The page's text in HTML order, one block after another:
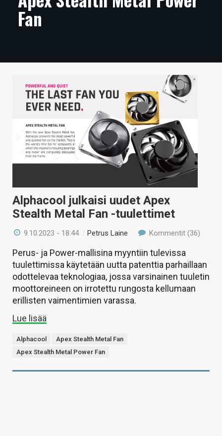
ARTIKKELIT
HINTA.FI
VAIHDA TEEMA
HAKU
Fan
Alphacool julkaisi uudet Apex
Stealth Metal Fan -tuulettimet
9.10.2023 - 18:44 /Petrus Laine Kommentit (36)
Perus- ja Power-mallisina myyntiin tulevissa
tuulettimissa käytetään uutta patenttia parhaillaan
odottelevaa teknologiaa, jossa varsinainen tuuletin
moottoreineen on irrotettu rungosta kellumaan
erillisten vaimentimien varassa.
Lue lisää
Alphacool
Apex Stealth Metal Fan
Apex Stealth Metal Power Fan